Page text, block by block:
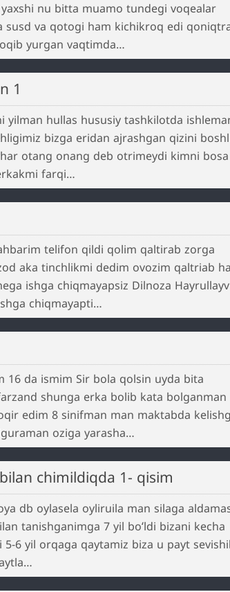
nu bitta muamo tundegi voqealar
susd va qotogi ham kichikroq edi
yurgan vaqtimda…
1
yilman hullas hususiy tashkilotda
bizga eridan ajrashgan qizini
otang onang deb otrimeydi kimni bosa
farqi…
telifon qildi qolim qaltirab zorga
aka tinchlikmi dedim ovozim qaltriab ha
ishga chiqmayapsiz Dilnoza
chiqmayapti…
16 da ismim Sir bola qolsin uyda bita
shunga erka bolib kata bolganman
edim 8 sinifman man maktabda
oziga yarasha…
bilan chimildiqda 1- qisim
db oylasela oyliruila man silaga
tanishganimga 7 yil boʻldi bizani kecha
5-6 yil orqaga qaytamiz biza u payt